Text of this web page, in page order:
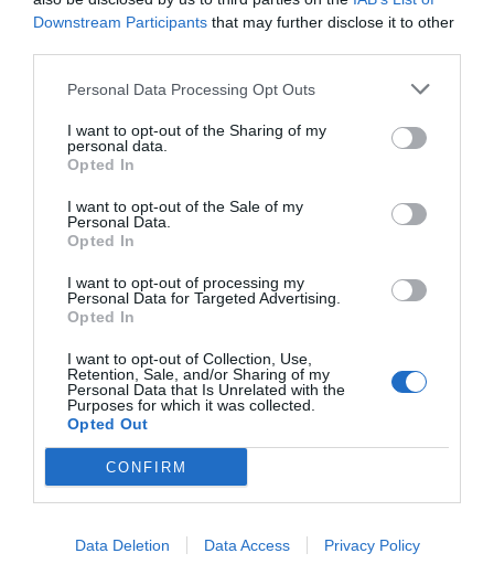
Downstream Participants that may further disclose it to other
Personal Data Processing Opt Outs
I want to opt-out of the Sharing of my
personal data.
Opted In
I want to opt-out of the Sale of my
Personal Data.
Opted In
I want to opt-out of processing my
Personal Data for Targeted Advertising.
Opted In
I want to opt-out of Collection, Use,
Retention, Sale, and/or Sharing of my
Personal Data that Is Unrelated with the
Purposes for which it was collected.
Opted Out
CONFIRM
Data Deletion Data Access Privacy Policy